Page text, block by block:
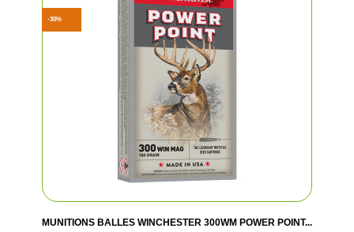
MUNITIONS BALLES WINCHESTER 300WM POWER POINT...
-30%